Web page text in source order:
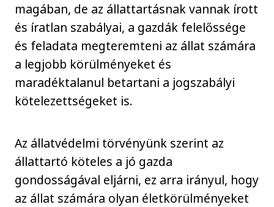
magában, de az állattartásnak vannak írott
és íratlan szabályai, a gazdák felelőssége
és feladata megteremteni az állat számára
a legjobb körülményeket és
maradéktalanul betartani a jogszabályi
kötelezettségeket is.
Az állatvédelmi törvényünk szerint az
állattartó köteles a jó gazda
gondosságával eljárni, ez arra irányul, hogy
az állat számára olyan életkörülményeket